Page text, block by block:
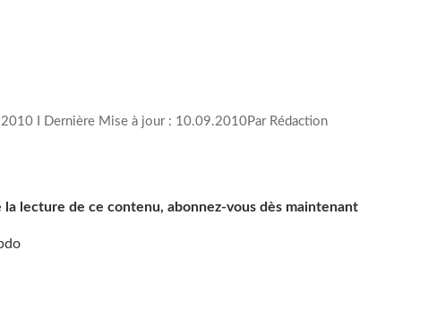
I Dernière Mise à jour : 10.09.2010Par Rédaction
la lecture de ce contenu, abonnez-vous dès maintenant